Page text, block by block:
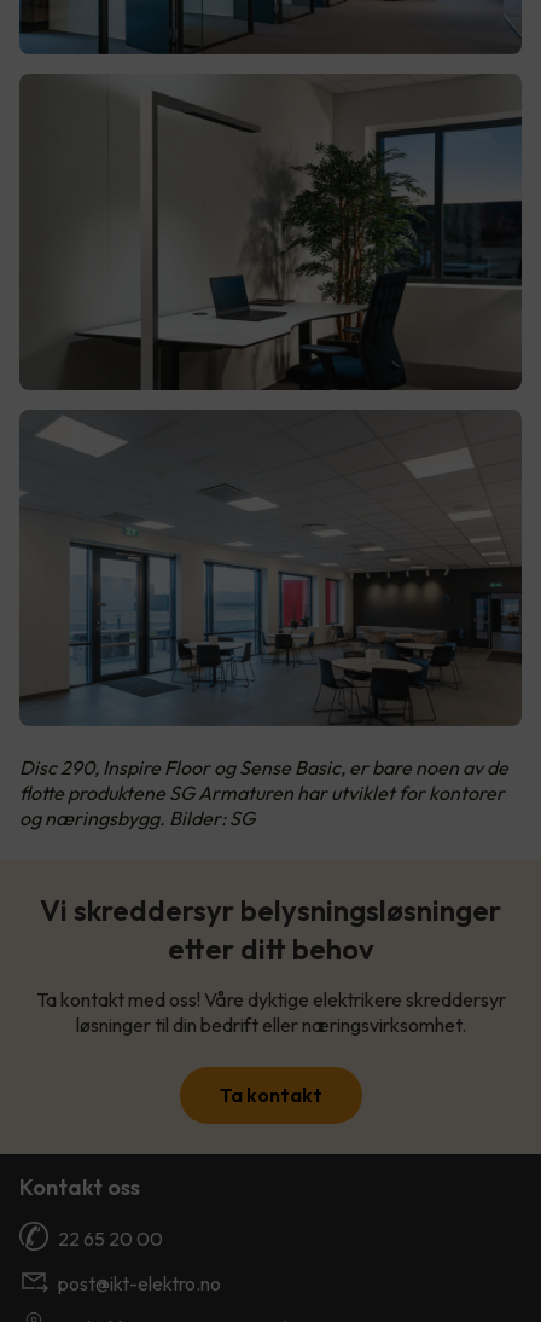
Disc 290, Inspire Floor og Sense Basic, er bare noen av de
flotte produktene SG Armaturen har utviklet for kontorer
og næringsbygg. Bilder: SG
Vi skreddersyr belysningsløsninger
etter ditt behov
Ta kontakt med oss! Våre dyktige elektrikere skreddersyr
løsninger til din bedrift eller næringsvirksomhet.
Ta kontakt
Kontakt oss
22 65 20 00
post@ikt-elektro.no